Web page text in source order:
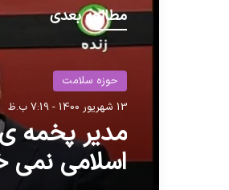
مطالعه بعدی
حوزه سلامت
13 شهریور 1400 - 7:19 ب.ظ
مدیر پخمه
اسلامی نمی